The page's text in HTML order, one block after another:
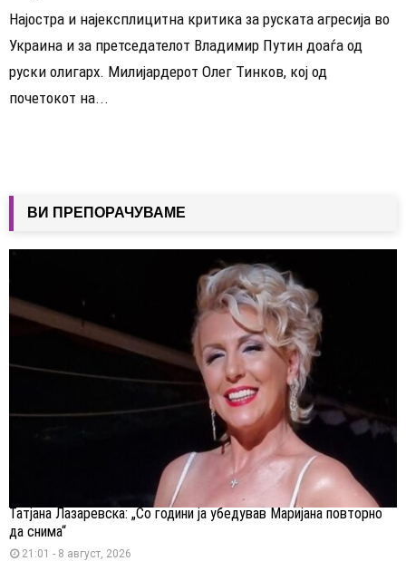
Најостра и најексплицитна критика за руската агресија во
Украина и за претседателот Владимир Путин доаѓа од
руски олигарх. Милијардерот Олег Тинков, кој од
почетокот на...
ВИ ПРЕПОРАЧУВАМЕ
Татјана Лазаревска: „Со години ја убедував Маријана повторно
да снима“
21:01 - 8 август, 2026